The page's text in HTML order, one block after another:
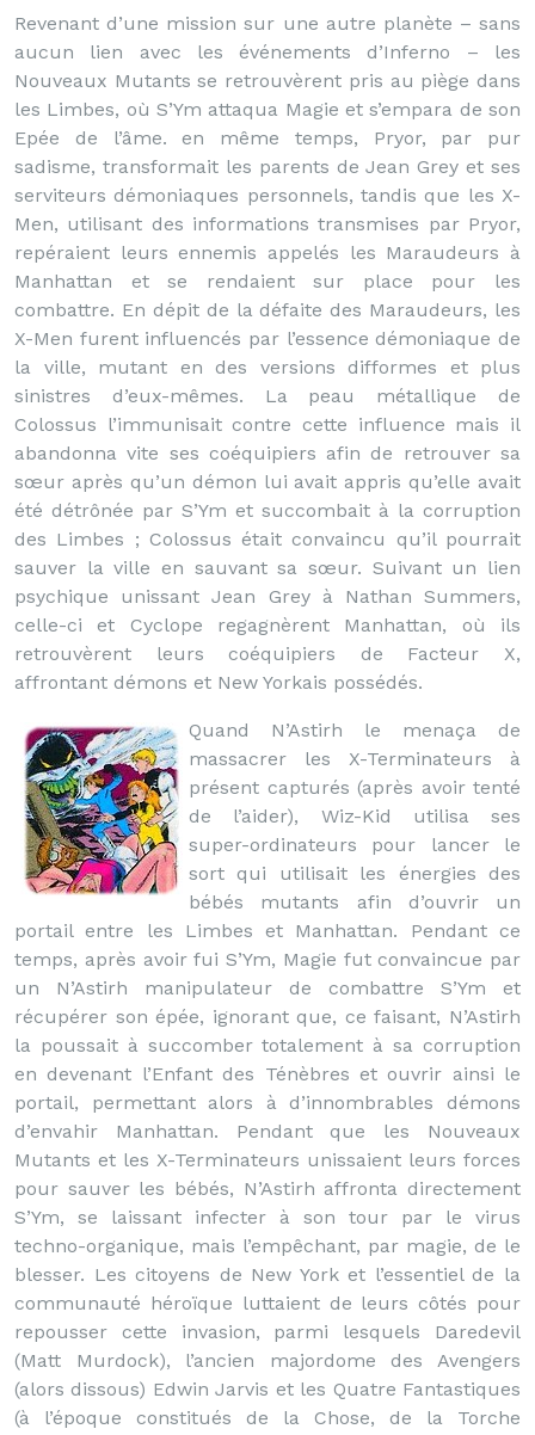
Revenant d’une mission sur une autre planète – sans
aucun lien avec les événements d’Inferno – les
Nouveaux Mutants se retrouvèrent pris au piège dans
les Limbes, où S’Ym attaqua Magie et s’empara de son
Epée de l’âme. en même temps, Pryor, par pur
sadisme, transformait les parents de Jean Grey et ses
serviteurs démoniaques personnels, tandis que les X-
Men, utilisant des informations transmises par Pryor,
repéraient leurs ennemis appelés les Maraudeurs à
Manhattan et se rendaient sur place pour les
combattre. En dépit de la défaite des Maraudeurs, les
X-Men furent influencés par l’essence démoniaque de
la ville, mutant en des versions difformes et plus
sinistres d’eux-mêmes. La peau métallique de
Colossus l’immunisait contre cette influence mais il
abandonna vite ses coéquipiers afin de retrouver sa
sœur après qu’un démon lui avait appris qu’elle avait
été détrônée par S’Ym et succombait à la corruption
des Limbes ; Colossus était convaincu qu’il pourrait
sauver la ville en sauvant sa sœur. Suivant un lien
psychique unissant Jean Grey à Nathan Summers,
celle-ci et Cyclope regagnèrent Manhattan, où ils
retrouvèrent leurs coéquipiers de Facteur X,
affrontant démons et New Yorkais possédés.
Quand N’Astirh le menaça de
massacrer les X-Terminateurs à
présent capturés (après avoir tenté
de l’aider), Wiz-Kid utilisa ses
super-ordinateurs pour lancer le
sort qui utilisait les énergies des
bébés mutants afin d’ouvrir un
portail entre les Limbes et Manhattan. Pendant ce
temps, après avoir fui S’Ym, Magie fut convaincue par
un N’Astirh manipulateur de combattre S’Ym et
récupérer son épée, ignorant que, ce faisant, N’Astirh
la poussait à succomber totalement à sa corruption
en devenant l’Enfant des Ténèbres et ouvrir ainsi le
portail, permettant alors à d’innombrables démons
d’envahir Manhattan. Pendant que les Nouveaux
Mutants et les X-Terminateurs unissaient leurs forces
pour sauver les bébés, N’Astirh affronta directement
S’Ym, se laissant infecter à son tour par le virus
techno-organique, mais l’empêchant, par magie, de le
blesser. Les citoyens de New York et l’essentiel de la
communauté héroïque luttaient de leurs côtés pour
repousser cette invasion, parmi lesquels Daredevil
(Matt Murdock), l’ancien majordome des Avengers
(alors dissous) Edwin Jarvis et les Quatre Fantastiques
(à l’époque constitués de la Chose, de la Torche